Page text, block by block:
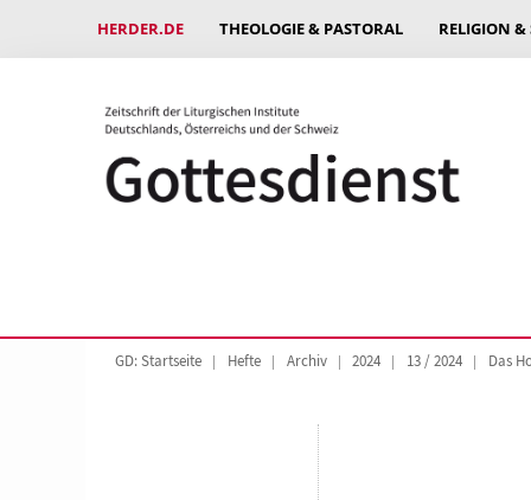
HERDER.DE THEOLOGIE & PASTORAL RELIGION
GD: Startseite Hefte Archiv 2024 13 / 2024 Das